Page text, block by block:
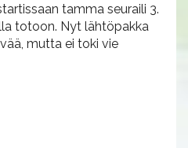
tamma seuraili 3.
totoon. Nyt lähtöpakka
mutta ei toki vie